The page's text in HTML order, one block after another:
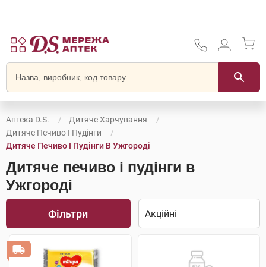
Аптека D.S.
Дитяче Харчування
Дитяче Печиво І Пудінги
Дитяче Печиво І Пудінги В Ужгороді
Дитяче печиво і пудінги в
Ужгороді
Фільтри